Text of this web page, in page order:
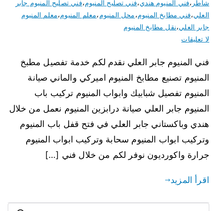
شاطر ،فني المنيوم هندي،فني تصليح المنيوم،فني تصليح المنيوم جابر
العلي،فني مطابخ المنيوم،محل المنيوم،معلم المنيوم،معلم المنيوم
جابر العلي،نقل مطابخ المنيوم
لا تعليقات
فني المنيوم جابر العلي نقدم لكم خدمة تفصيل مطبخ
المنيوم تصنيع مطابخ المنيوم اميركي والماني صيانة
المنيوم تفصيل شبابيك وابواب المنيوم تركيب باب
المنيوم جابر العلي صيانة درابزين المنيوم نعمل من خلال
هندي وباكستاني جابر العلي في فتح قفل باب المنيوم
وتركيب ابواب المنيوم سحابة وتركيب ابواب المنيوم
جرارة واكورديون نوفر لكم من خلال فني […]
اقرأ المزيد